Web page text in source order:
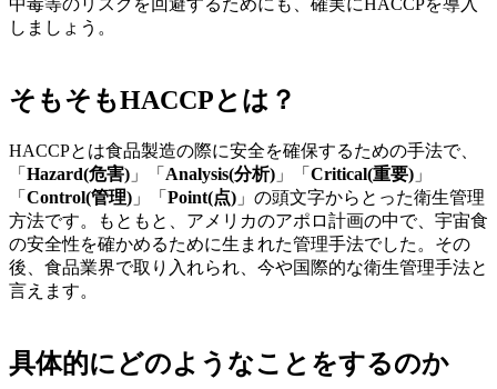
中毒等のリスクを回避するためにも、確実にHACCPを導入
しましょう。
そもそもHACCPとは？
HACCPとは食品製造の際に安全を確保するための手法で、
「 Hazard(危害) 」「 Analysis(分析) 」「 Critical(重要) 」
「 Control(管理) 」「 Point(点) 」の頭文字からとった衛生管理
方法です。もともと、アメリカのアポロ計画の中で、宇宙食
の安全性を確かめるために生まれた管理手法でした。その
後、食品業界で取り入れられ、今や国際的な衛生管理手法と
言えます。
具体的にどのようなことをするのか